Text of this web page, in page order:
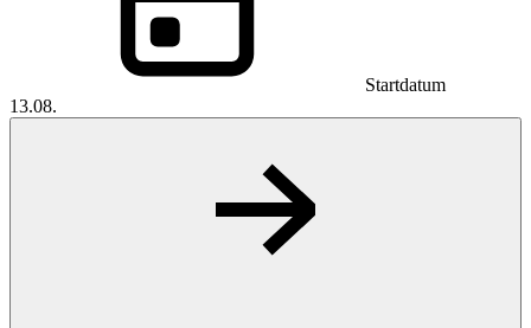
Startdatum
13.08.